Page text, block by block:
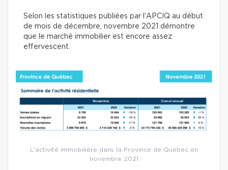
Selon les statistiques publiées par l'APCIQ au début
de mois de décembre, novembre 2021 démontre
que le marché immobilier est encore assez
effervescent.
L'activité immobilière dans la Province de Québec en
novembre 2021